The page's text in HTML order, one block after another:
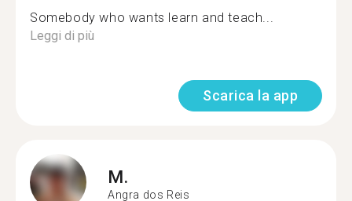
Somebody who wants learn and teach...
Leggi di più
Scarica la app
M.
Angra dos Reis